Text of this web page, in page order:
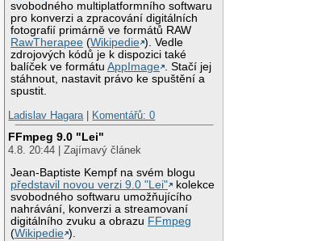
svobodného multiplatformního softwaru
pro konverzi a zpracování digitálních
fotografií primárně ve formátů RAW
RawTherapee (Wikipedie ). Vedle
zdrojových kódů je k dispozici také
balíček ve formátuAppImage . Stačí jej
stáhnout, nastavit právo ke spuštění a
spustit.
Ladislav Hagara| Komentářů: 0
FFmpeg 9.0 "Lei"
4.8. 20:44 | Zajímavý článek
Jean-Baptiste Kempf na svém blogu
představil novou verzi 9.0 "Lei"
kolekce
svobodného softwaru umožňujícího
nahrávání, konverzi a streamovaní
digitálního zvuku a obrazu FFmpeg
(Wikipedie ).